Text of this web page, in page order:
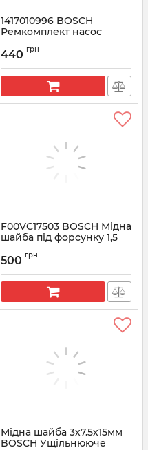
1417010996 BOSCH
Ремкомплект насос
VAG
Артикул: 1417010996
440 грн
F00VC17503 BOSCH Мідна
шайба під форсунку 1,5
Артикул:
500 грн
Мідна шайба 3х7.5х15мм
BOSCH Ущільнююче